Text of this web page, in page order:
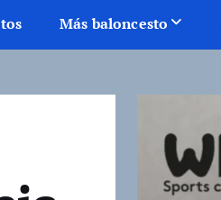
Más baloncesto